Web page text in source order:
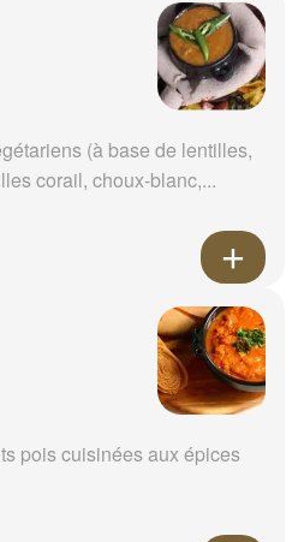
(à base de lentilles,
corail, choux-blanc,...
pois cuisinées aux épices